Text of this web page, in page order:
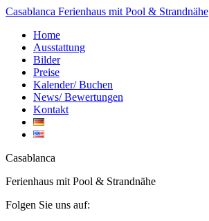
Casablanca Ferienhaus mit Pool & Strandnähe
Home
Ausstattung
Bilder
Preise
Kalender/ Buchen
News/ Bewertungen
Kontakt
Casablanca
Ferienhaus mit Pool & Strandnähe
Folgen Sie uns auf: